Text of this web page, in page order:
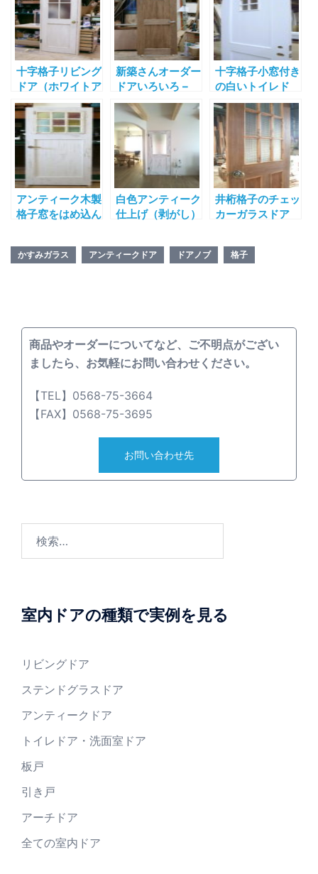
十字格子リビング
ドア（ホワイトア
ンティーク仕上
げ） – 室内ドア
製作事例006
新築さんオーダー
ドアいろいろ –
室内ドア製作事例
002
十字格子小窓付き
の白いトイレド
ア-室内ドア製作
事例008
アンティーク木製
格子窓をはめ込ん
塗装のアンティー
クドア-室内ドア
白色アンティーク
仕上げ（剥がし）
ドア-室内ドア製
作事例021
井桁格子のチェッ
カーガラスドア
ブ付き）-室内ド
ア製作事例027
かすみガラス アンティークドア ドアノブ 格子
商品やオーダーについてなど、ご不明点がござい
ましたら、お気軽にお問い合わせください。
【TEL】0568-75-3664
【FAX】0568-75-3695
室内ドアの種類で実例を見る
リビングドア
ステンドグラスドア
アンティークドア
トイレドア・洗面室ドア
板戸
引き戸
アーチドア
全ての室内ドア